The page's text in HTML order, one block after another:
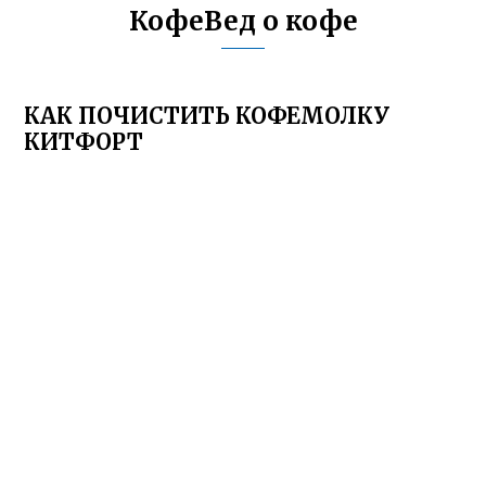
КофеВед о кофе
КАК ПОЧИСТИТЬ КОФЕМОЛКУ
КИТФОРТ